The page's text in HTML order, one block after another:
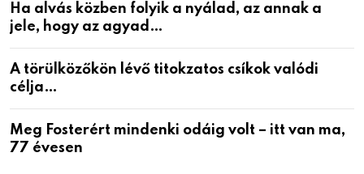
Ha alvás közben folyik a nyálad, az annak a
jele, hogy az agyad…
A törülközőkön lévő titokzatos csíkok valódi
célja…
Meg Fosterért mindenki odáig volt – itt van ma,
77 évesen